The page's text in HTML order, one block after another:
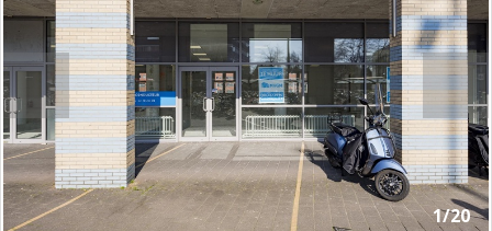
Waarom
adverteren
Premium
adverteren
Blog
Registreren
Login
1/20